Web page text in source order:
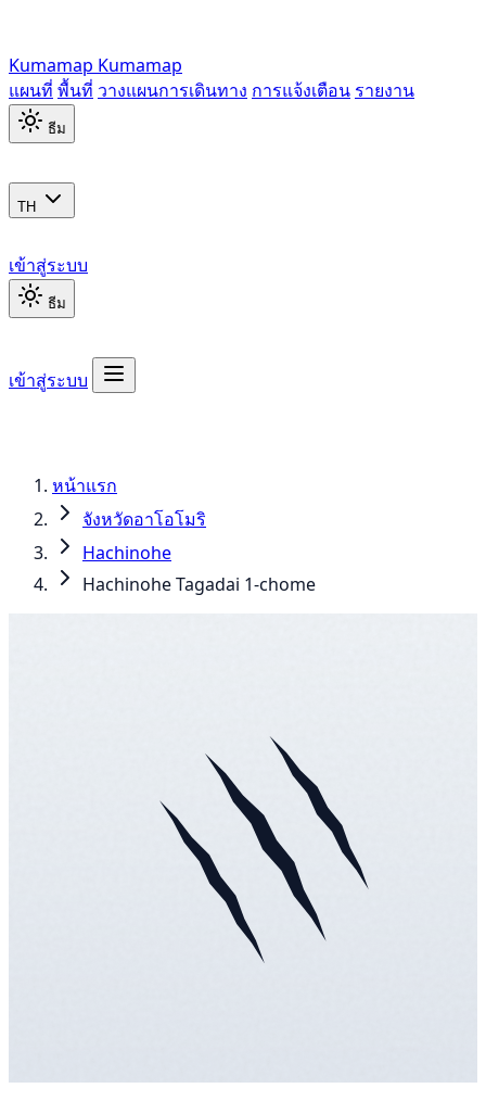
Kumamap Kumamap
แผนที่ พื้นที่ วางแผนการเดินทาง การแจ้งเตือน รายงาน
ธีม
TH
เข้าสู่ระบบ
ธีม
เข้าสู่ระบบ
หน้าแรก
จังหวัดอาโอโมริ
Hachinohe
Hachinohe Tagadai 1-chome